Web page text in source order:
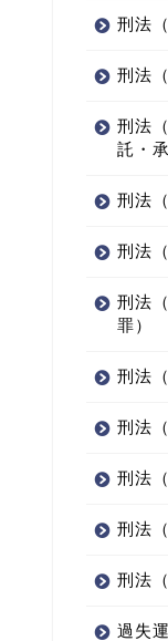
刑法
刑法
刑法
託・
刑法
刑法
刑法
罪）
刑法
刑法
刑法
刑法
刑法
過失